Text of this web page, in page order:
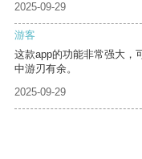
2025-09-29
游客
这款app的功能非常强大，
中游刃有余。
2025-09-29